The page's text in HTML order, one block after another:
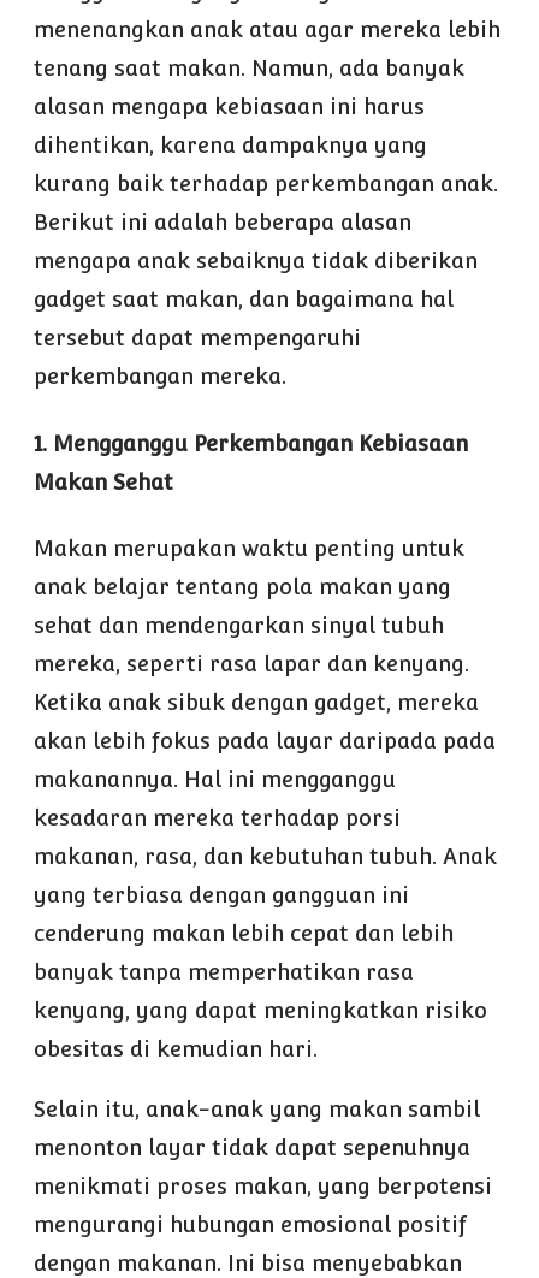
menenangkan anak atau agar mereka lebih
tenang saat makan. Namun, ada banyak
alasan mengapa kebiasaan ini harus
dihentikan, karena dampaknya yang
kurang baik terhadap perkembangan anak.
Berikut ini adalah beberapa alasan
mengapa anak sebaiknya tidak diberikan
gadget saat makan, dan bagaimana hal
tersebut dapat mempengaruhi
perkembangan mereka.
1. Mengganggu Perkembangan Kebiasaan
Makan Sehat
Makan merupakan waktu penting untuk
anak belajar tentang pola makan yang
sehat dan mendengarkan sinyal tubuh
mereka, seperti rasa lapar dan kenyang.
Ketika anak sibuk dengan gadget, mereka
akan lebih fokus pada layar daripada pada
makanannya. Hal ini mengganggu
kesadaran mereka terhadap porsi
makanan, rasa, dan kebutuhan tubuh. Anak
yang terbiasa dengan gangguan ini
cenderung makan lebih cepat dan lebih
banyak tanpa memperhatikan rasa
kenyang, yang dapat meningkatkan risiko
obesitas di kemudian hari.
Selain itu, anak-anak yang makan sambil
menonton layar tidak dapat sepenuhnya
menikmati proses makan, yang berpotensi
mengurangi hubungan emosional positif
dengan makanan. Ini bisa menyebabkan